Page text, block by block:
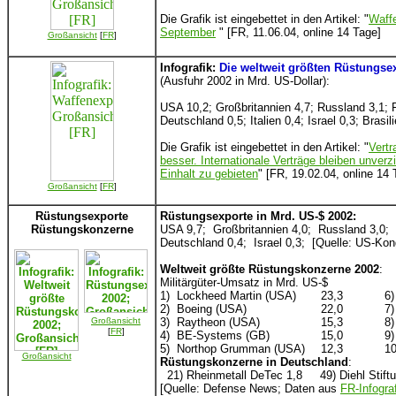
Großansicht[FR]
Die Grafik ist eingebettet in den Artikel: "
September" [FR, 11.06.04, online 14 Tage]
Großansicht[FR]
Infografik: Die weltweit größten
(Ausfuhr 2002 in Mrd. US-Dollar):
USA 10,2; Großbritannien 4,7; Russland 3,1;
Deutschland 0,5; Italien 0,4; Israel 0,3;
Die Grafik ist eingebettet in den Artikel: "
besser. Internationale Verträge bleiben
Einhalt zu gebieten" [FR, 19.02.04, online 14
Rüstungsexporte
Rüstungskonzerne
Großansicht
Großansicht
[FR]
Rüstungsexporte in Mrd. US-$ 2002:
USA 9,7; Großbritannien 4,0; Russland
Deutschland 0,4; Israel 0,3; [Quelle: US-
Weltweit größte Rüstungskonzerne 2002:
Militärgüter-Umsatz in Mrd. US-$
1)
Lockheed Martin (USA) 23,3
6)
2)
Boeing (USA) 22,0
7)
3)
Raytheon (USA) 15,3
8)
4)
BE-Systems (GB) 15,0
9)
5)
Northop Grumman (USA) 12,3
Rüstungskonzerne in Deutschland :
21) Rheinmetall DeTec 1,8 49) Diehl
[Quelle: Defense News; Daten aus FR-